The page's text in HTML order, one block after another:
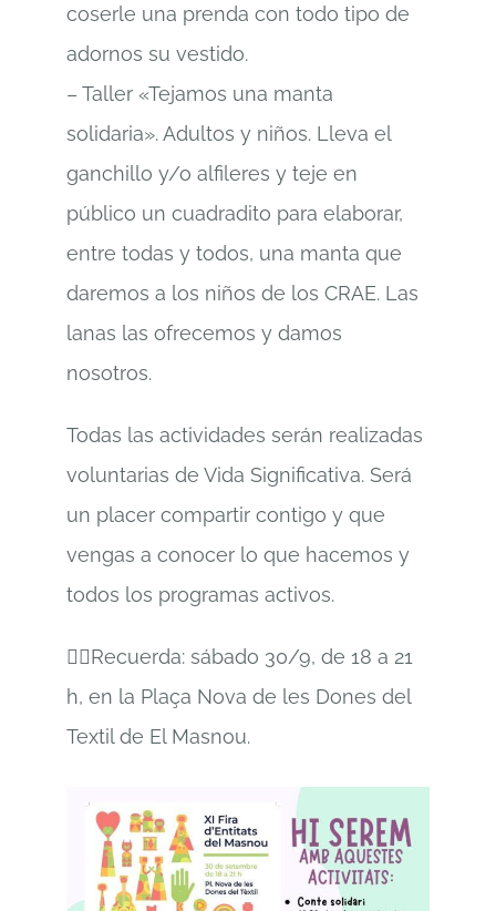
coserle una prenda con todo tipo de
adornos su vestido.
– Taller «Tejamos una manta
solidaria». Adultos y niños. Lleva el
ganchillo y/o alfileres y teje en
público un cuadradito para elaborar,
entre todas y todos, una manta que
daremos a los niños de los CRAE. Las
lanas las ofrecemos y damos
nosotros.
Todas las actividades serán realizadas
voluntarias de Vida Significativa. Será
un placer compartir contigo y que
vengas a conocer lo que hacemos y
todos los programas activos.
☝🏽Recuerda: sábado 30/9, de 18 a 21
h, en la Plaça Nova de les Dones del
Textil de El Masnou.